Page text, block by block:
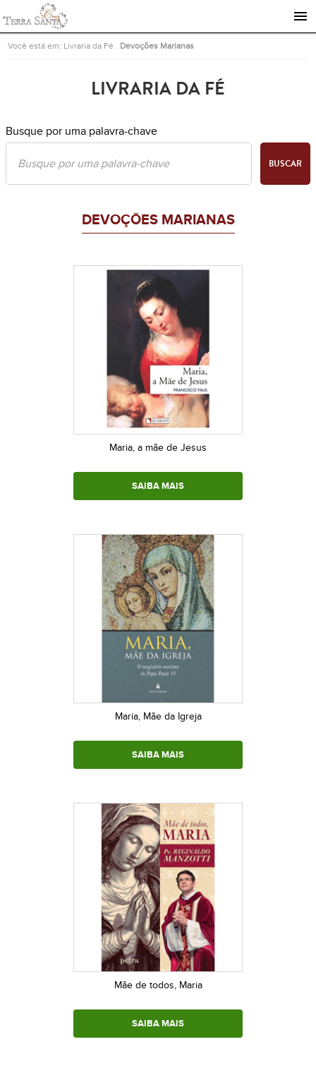
Ir para a página inicial
Você está em: Livraria da Fé Devoções Marianas
LIVRARIA DA FÉ
Busque por uma palavra-chave
BUSCAR
DEVOÇÕES MARIANAS
Maria, a mãe de Jesus
SAIBA MAIS
Maria, Mãe da Igreja
SAIBA MAIS
Mãe de todos, Maria
SAIBA MAIS